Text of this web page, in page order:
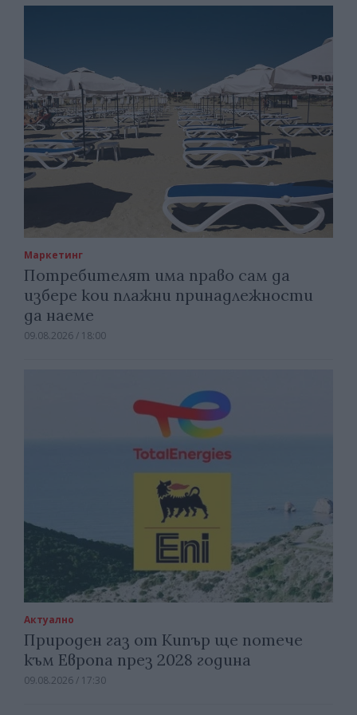
Маркетинг
Потребителят има право сам да
избере кои плажни принадлежности
да наеме
09.08.2026 / 18:00
Актуално
Природен газ от Кипър ще потече
към Европа през 2028 година
09.08.2026 / 17:30